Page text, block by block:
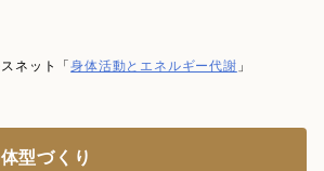
ネット「身体活動とエネルギー代謝 」
型づくり